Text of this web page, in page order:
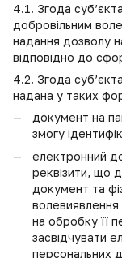
4.1. Згода
добровільним
надання дозволу
відповідно до
4.2. Згода
надана у таких
документ на
змогу
електронний
реквізити, що
документ та
на обробку її
засвідчувати
персональних